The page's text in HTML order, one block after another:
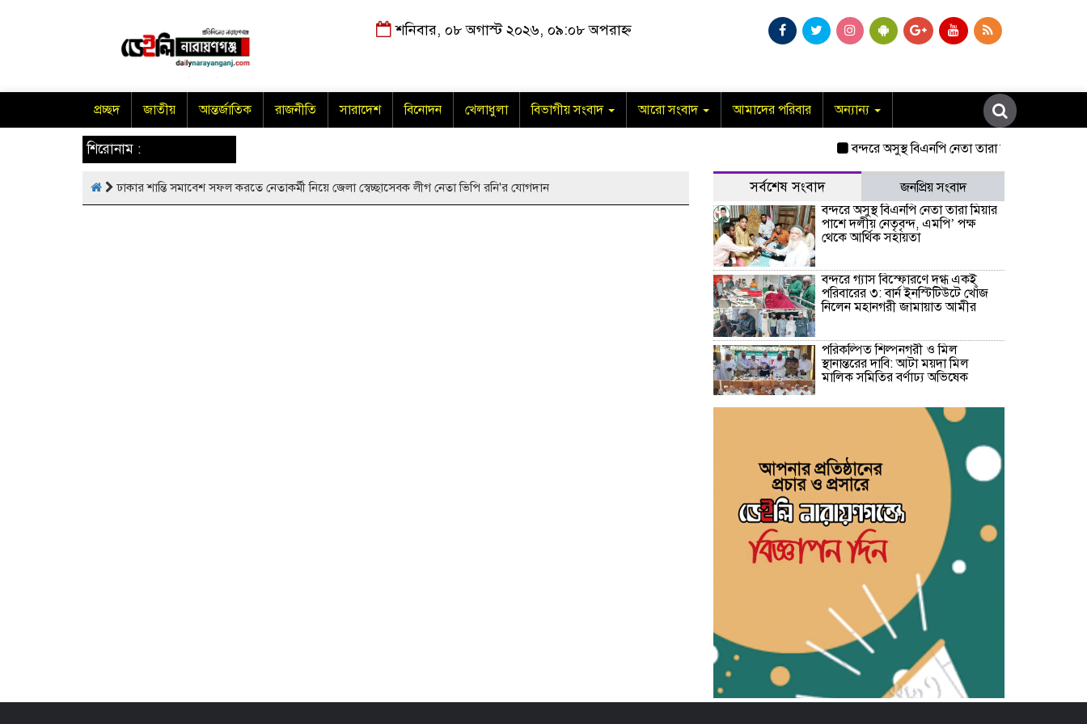
শনিবার, ০৮ অগাস্ট ২০২৬, ০৯:০৮ অপরাহ্ন
প্রচ্ছদ জাতীয় আন্তর্জাতিক রাজনীতি সারাদেশ বিনোদন খেলাধুলা বিভাগীয় সংবাদ আরো সংবাদ আমাদের পরিবার অন্যান্য
শিরোনাম : বন্দরে অসুস্থ বিএনপি নেতা তারা মিয়ার পাশে
ঢাকার শান্তি সমাবেশ সফল করতে নেতাকর্মী নিয়ে জেলা স্বেচ্ছাসেবক লীগ নেতা ভিপি রনি'র যোগদান সর্বশেষ সংবাদ
জনপ্রিয় সংবাদ
বন্দরে অসুস্থ বিএনপি নেতা তারা মিয়ার
পাশে দলীয় নেতৃবৃন্দ, এমপি’ পক্ষ
থেকে আর্থিক সহায়তা
বন্দরে গ্যাস বিস্ফোরণে দগ্ধ একই
পরিবারের ৩: বার্ন ইনস্টিটিউটে খোঁজ
নিলেন মহানগরী জামায়াত আমীর
পরিকল্পিত শিল্পনগরী ও মিল
স্থানান্তরের দাবি: আটা ময়দা মিল
মালিক সমিতির বর্ণাঢ্য অভিষেক
জাতীয় ছাত্রশক্তি ফতুল্লা থানার প্রচার ও
মিডিয়া সম্পাদক হলেন সিয়াম
​জুলাই শহিদ জুলফিকার শাকিলের
শাহাদাত বার্ষিকীতে ছাত্র ফেডারেশনের
পুষ্পস্তবক অর্পণ ও প্রামাণ্যচিত্র প্রদর্শন
বন্দরে গ্যাস লিকেজে একই পরিবারের
৩ জন দগ্ধ, মহানগরী আমীর আবদুুল
জব্বারের উদ্বেগ ও সমবেদনা
মাদক ও ছিনতাই এর বিরুদ্ধে ১নং
বাবুরাইলে প্রস্তুতিমূলক আলোচনা সভা
সাহিত্য জোট নারায়ণগঞ্জের কবিতা পাঠ